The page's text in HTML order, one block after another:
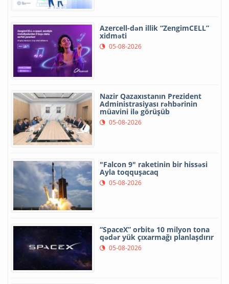
Azercell-dən illik “ZengimCELL”
xidməti
05-08-2026
Nazir Qazaxıstanın Prezident
Administrasiyası rəhbərinin
müavini ilə görüşüb
05-08-2026
"Falcon 9" raketinin bir hissəsi
Ayla toqquşacaq
05-08-2026
“SpaceX” orbitə 10 milyon tona
qədər yük çıxarmağı planlaşdırır
05-08-2026